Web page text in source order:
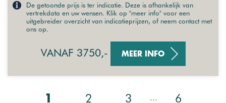
De getoonde prijs is ter indicatie. Deze is afhankelijk van
vertrekdata en uw wensen. Klik op "meer info" voor een
uitgebreider overzicht van indicatieprijzen, of neem contact met
ons op.
VANAF 3750,- MEER INFO
1 2 3 ... 6